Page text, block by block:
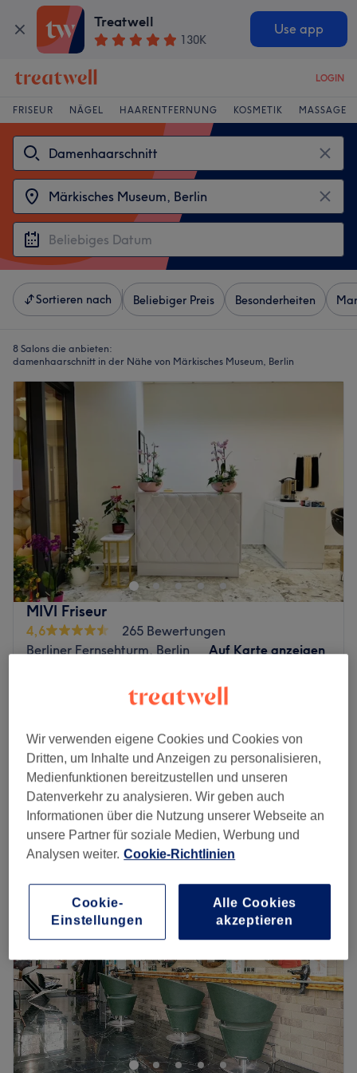
Treatwell
130K
Use app
LOGIN
FRISEUR NÄGEL HAARENTFERNUNG KOSMETIK MASSAGE
Sortieren nach Beliebiger Preis Besonderheiten
8 Salons die anbieten:
damenhaarschnitt in der Nähe von Märkisches Museum, Berlin
MIVI Friseur
4,6
265 Bewertungen
Berliner Fernsehturm, Berlin
Auf Karte anzeigen
2 Std. 30 Min.
Damen - Waschen, Schneiden & Föhnen
45 Min. - 1 Std.
ab
Schnellansicht Saloninfos
Montag
Mittwoch
10:00–20:00
Donnerstag
10:00–20:00
Freitag
10:00–20:00
Samstag
10:00–20:00
Sonntag
Geschlossen
MIVI Friseur ist ein renommierter Friseur, der sich in der
Berlin-Mitte befindet. Der Salon ist bekannt für seine
engagierte Betreuung und seinen exzellenten
Kundenservice.
Wir verwenden eigene Cookies und Cookies von
Dritten, um Inhalte und Anzeigen zu personalisieren,
Medienfunktionen bereitzustellen und unseren
Datenverkehr zu analysieren. Wir geben auch
Informationen über die Nutzung unserer Webseite an
unsere Partner für soziale Medien, Werbung und
Analysen weiter. Cookie-Richtlinien
Cookie-
Einstellungen
Alle Cookies
akzeptieren